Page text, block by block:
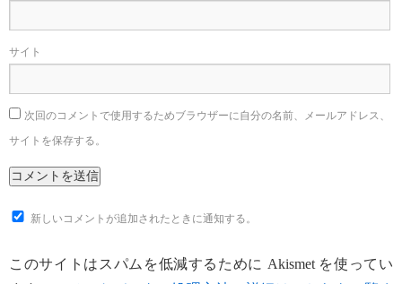
サイト
次回のコメントで使用するためブラウザーに自分の名前、メールアドレス、
サイトを保存する。
新しいコメントが追加されたときに通知する。
このサイトはスパムを低減するために Akismet を使ってい